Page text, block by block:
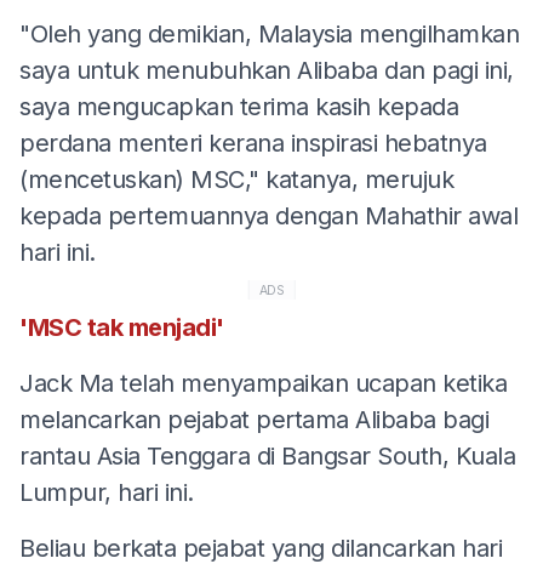
"Oleh yang demikian, Malaysia mengilhamkan
saya untuk menubuhkan Alibaba dan pagi ini,
saya mengucapkan terima kasih kepada
perdana menteri kerana inspirasi hebatnya
(mencetuskan) MSC," katanya, merujuk
kepada pertemuannya dengan Mahathir awal
hari ini.
ADS
'MSC tak menjadi'
Jack Ma telah menyampaikan ucapan ketika
melancarkan pejabat pertama Alibaba bagi
rantau Asia Tenggara di Bangsar South, Kuala
Lumpur, hari ini.
Beliau berkata pejabat yang dilancarkan hari